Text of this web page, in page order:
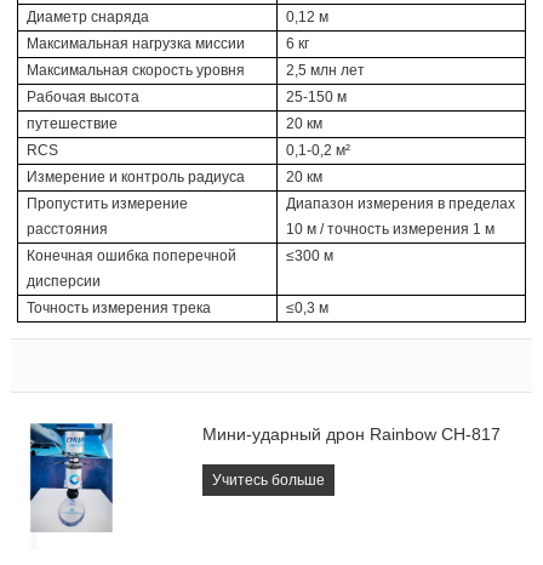
Диаметр снаряда
0,12 м
Максимальная нагрузка миссии
6 кг
Максимальная скорость уровня
2,5 млн лет
Рабочая высота
25-150 м
путешествие
20 км
RCS
0,1-0,2 м²
Измерение и контроль радиуса
20 км
Пропустить измерение
расстояния
Диапазон измерения в пределах
10 м / точность измерения 1 м
Конечная ошибка поперечной
дисперсии
≤300 м
Точность измерения трека ≤0,3 м
Мини-ударный дрон Rainbow CH-817
Учитесь больше